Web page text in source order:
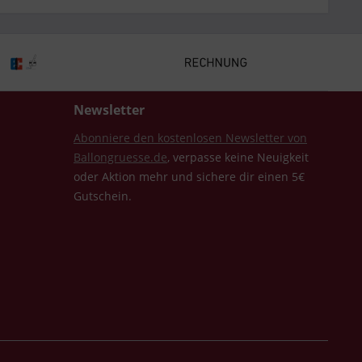
Newsletter
Abonniere den kostenlosen Newsletter von
Ballongruesse.de, verpasse keine Neuigkeit
oder Aktion mehr und sichere dir einen 5€
Gutschein.